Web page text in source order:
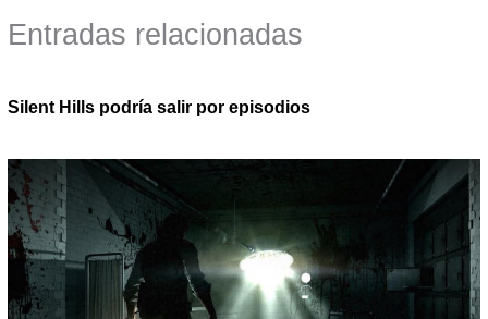
Entradas relacionadas
Silent Hills podría salir por episodios